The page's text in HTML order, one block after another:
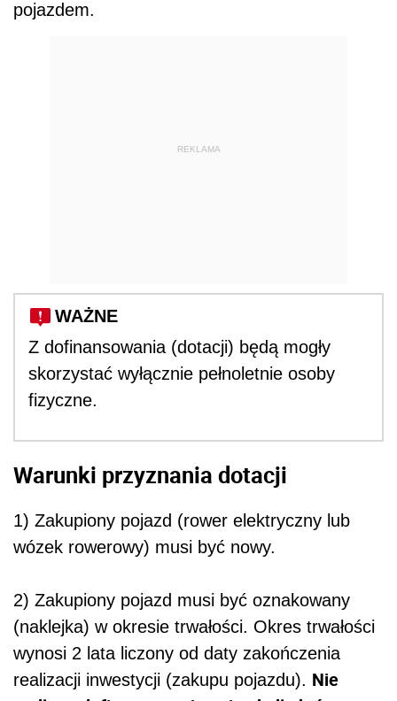
pojazdem.
REKLAMA
WAŻNE
Z dofinansowania (dotacji) będą mogły
skorzystać wyłącznie pełnoletnie osoby
fizyczne.
Warunki przyznania dotacji
1) Zakupiony pojazd (rower elektryczny lub
wózek rowerowy) musi być nowy.
2) Zakupiony pojazd musi być oznakowany
(naklejka) w okresie trwałości. Okres trwałości
wynosi 2 lata liczony od daty zakończenia
realizacji inwestycji (zakupu pojazdu). Nie